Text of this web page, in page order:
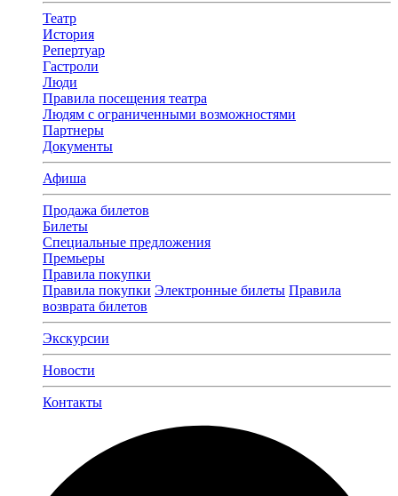
Театр
История
Репертуар
Гастроли
Люди
Правила посещения театра
Людям с ограниченными возможностями
Партнеры
Документы
Афиша
Продажа билетов
Билеты
Специальные предложения
Премьеры
Правила покупки
Правила покупки Электронные билеты Правила
возврата билетов
Экскурсии
Новости
Контакты